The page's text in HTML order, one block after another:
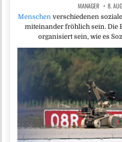
MANAGER 8.
Menschenverschiedenen
miteinander fröhlich sein. Die
organisiert sein, wie es